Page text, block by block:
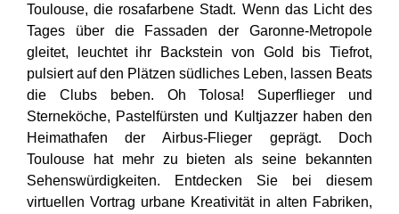
Toulouse, die rosafarbene Stadt. Wenn das Licht des
Tages über die Fassaden der Garonne-Metropole
gleitet, leuchtet ihr Backstein von Gold bis Tiefrot,
pulsiert auf den Plätzen südliches Leben, lassen Beats
die Clubs beben. Oh Tolosa! Superflieger und
Sterneköche, Pastelfürsten und Kultjazzer haben den
Heimathafen der Airbus-Flieger geprägt. Doch
Toulouse hat mehr zu bieten als seine bekannten
Sehenswürdigkeiten. Entdecken Sie bei diesem
virtuellen Vortrag urbane Kreativität in alten Fabriken,